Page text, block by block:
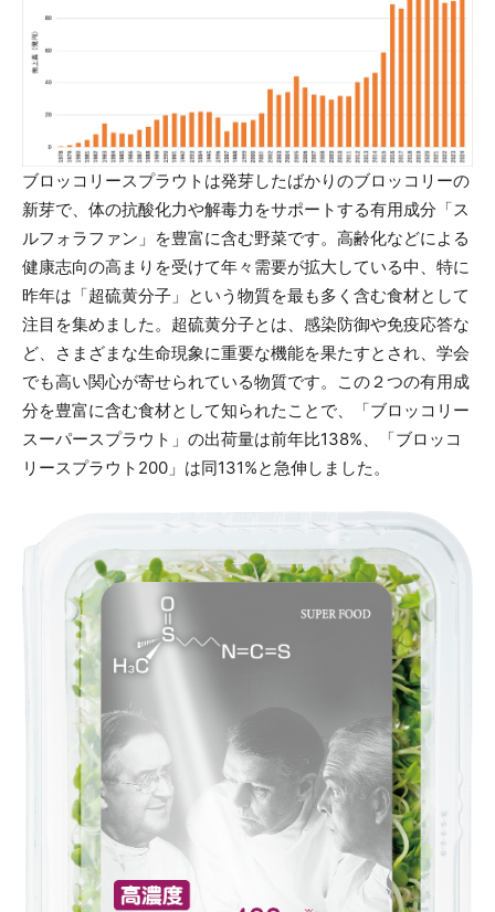
ブロッコリースプラウトは発芽したばかりのブロッコリーの
新芽で、体の抗酸化力や解毒力をサポートする有用成分「ス
ルフォラファン」を豊富に含む野菜です。高齢化などによる
健康志向の高まりを受けて年々需要が拡大している中、特に
昨年は「超硫黄分子」という物質を最も多く含む食材として
注目を集めました。超硫黄分子とは、感染防御や免疫応答な
ど、さまざまな生命現象に重要な機能を果たすとされ、学会
でも高い関心が寄せられている物質です。この２つの有用成
分を豊富に含む食材として知られたことで、「ブロッコリー
スーパースプラウト」の出荷量は前年比138%、「ブロッコ
リースプラウト200」は同131%と急伸しました。